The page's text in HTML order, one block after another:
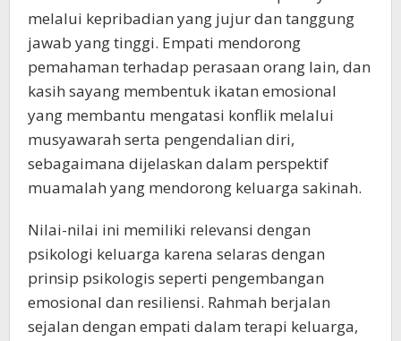
melalui kepribadian yang jujur dan tanggung
jawab yang tinggi. Empati mendorong
pemahaman terhadap perasaan orang lain, dan
kasih sayang membentuk ikatan emosional
yang membantu mengatasi konflik melalui
musyawarah serta pengendalian diri,
sebagaimana dijelaskan dalam perspektif
muamalah yang mendorong keluarga sakinah.
Nilai-nilai ini memiliki relevansi dengan
psikologi keluarga karena selaras dengan
prinsip psikologis seperti pengembangan
emosional dan resiliensi. Rahmah berjalan
sejalan dengan empati dalam terapi keluarga,